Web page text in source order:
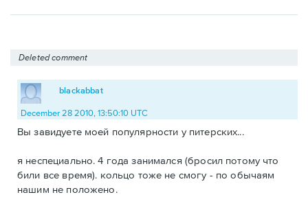
Deleted comment
blackabbat
December 28 2010, 13:50:10 UTC
Вы завидуете моей популярности у питерских...
я неспециально. 4 года занимался (бросил потому что
били все время). кольцо тоже не смогу - по обычаям
нашим не положено.